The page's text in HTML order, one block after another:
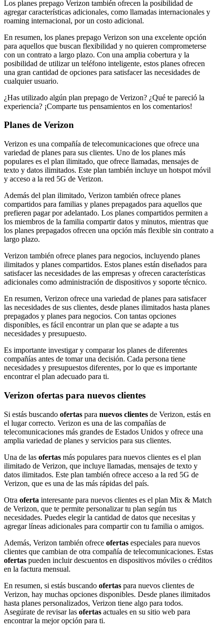
Los planes prepago Verizon también ofrecen la posibilidad de
agregar características adicionales, como llamadas internacionales y
roaming internacional, por un costo adicional.
En resumen, los planes prepago Verizon son una excelente opción
para aquellos que buscan flexibilidad y no quieren comprometerse
con un contrato a largo plazo. Con una amplia cobertura y la
posibilidad de utilizar un teléfono inteligente, estos planes ofrecen
una gran cantidad de opciones para satisfacer las necesidades de
cualquier usuario.
¿Has utilizado algún plan prepago de Verizon? ¿Qué te pareció la
experiencia? ¡Comparte tus pensamientos en los comentarios!
Planes de Verizon
Verizon es una compañía de telecomunicaciones que ofrece una
variedad de planes para sus clientes. Uno de los planes más
populares es el plan ilimitado, que ofrece llamadas, mensajes de
texto y datos ilimitados. Este plan también incluye un hotspot móvil
y acceso a la red 5G de Verizon.
Además del plan ilimitado, Verizon también ofrece planes
compartidos para familias y planes prepagados para aquellos que
prefieren pagar por adelantado. Los planes compartidos permiten a
los miembros de la familia compartir datos y minutos, mientras que
los planes prepagados ofrecen una opción más flexible sin contrato a
largo plazo.
Verizon también ofrece planes para negocios, incluyendo planes
ilimitados y planes compartidos. Estos planes están diseñados para
satisfacer las necesidades de las empresas y ofrecen características
adicionales como administración de dispositivos y soporte técnico.
En resumen, Verizon ofrece una variedad de planes para satisfacer
las necesidades de sus clientes, desde planes ilimitados hasta planes
prepagados y planes para negocios. Con tantas opciones
disponibles, es fácil encontrar un plan que se adapte a tus
necesidades y presupuesto.
Es importante investigar y comparar los planes de diferentes
compañías antes de tomar una decisión. Cada persona tiene
necesidades y presupuestos diferentes, por lo que es importante
encontrar el plan adecuado para ti.
Verizon ofertas para nuevos clientes
Si estás buscando ofertas para nuevos clientes de Verizon, estás en
el lugar correcto. Verizon es una de las compañías de
telecomunicaciones más grandes de Estados Unidos y ofrece una
amplia variedad de planes y servicios para sus clientes.
Una de las ofertas más populares para nuevos clientes es el plan
ilimitado de Verizon, que incluye llamadas, mensajes de texto y
datos ilimitados. Este plan también ofrece acceso a la red 5G de
Verizon, que es una de las más rápidas del país.
Otra oferta interesante para nuevos clientes es el plan Mix & Match
de Verizon, que te permite personalizar tu plan según tus
necesidades. Puedes elegir la cantidad de datos que necesitas y
agregar líneas adicionales para compartir con tu familia o amigos.
Además, Verizon también ofrece ofertas especiales para nuevos
clientes que cambian de otra compañía de telecomunicaciones. Estas
ofertas pueden incluir descuentos en dispositivos móviles o créditos
en la factura mensual.
En resumen, si estás buscando ofertas para nuevos clientes de
Verizon, hay muchas opciones disponibles. Desde planes ilimitados
hasta planes personalizados, Verizon tiene algo para todos.
Asegúrate de revisar las ofertas actuales en su sitio web para
encontrar la mejor opción para ti.